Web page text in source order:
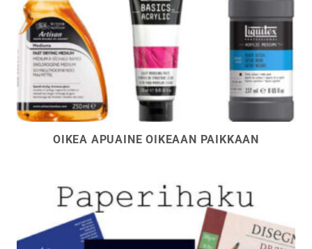
OIKEA APUAINE OIKEAAN PAIKKAAN